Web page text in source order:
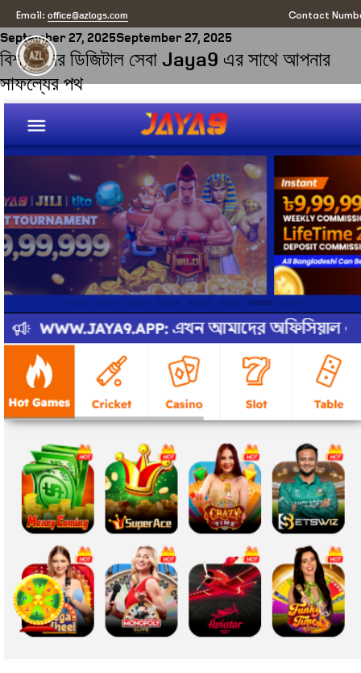
Email: office@azlogs.com Contact
Category:jaya9
Posted
on
September 27, 2025September 27, 2025
বিশ্বমানের ডিজিটাল সেবা Jaya9 এর সাথে আপনার
সাফল্যের পথ